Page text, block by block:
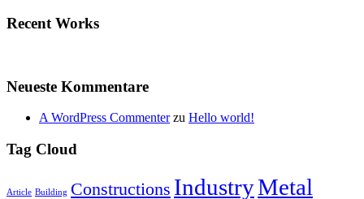
Recent Works
Neueste Kommentare
A WordPress Commenterzu Hello world!
Tag Cloud
Article Building Constructions IndustryMetal